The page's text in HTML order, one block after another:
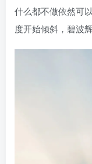
什么都不做依然可
度开始倾斜，碧波